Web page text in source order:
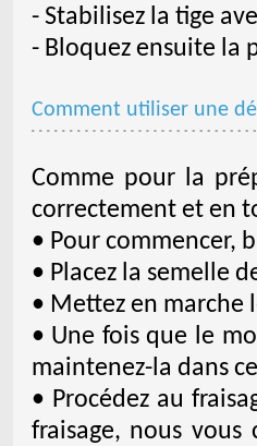
- Stabilisez la tige
- Bloquez ensuite la
Comment utiliser une
Comme pour la
correctement et en
• Pour commencer,
• Placez la semelle
• Mettez en marche
• Une fois que le
maintenez-la dans
• Procédez au
fraisage, nous vous